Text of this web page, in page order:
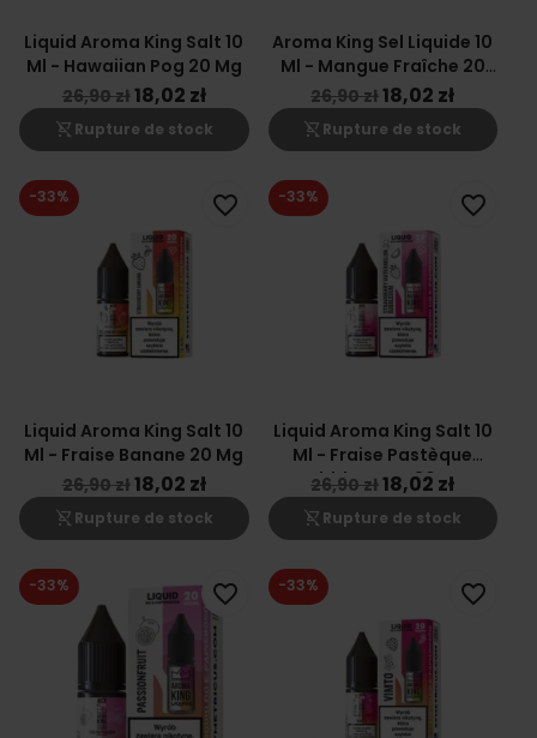
Liquid Aroma King Salt 10
Ml - Hawaiian Pog 20 Mg
26,90 zł18,02 zł
shopping_cart_off Rupture de stock
Aroma King Sel Liquide 10
Ml - Mangue Fraîche 20
Mg
26,90 zł18,02 zł
shopping_cart_off Rupture de stock
Liquid Aroma King Salt 10
Ml - Fraise Banane 20 Mg
26,90 zł18,02 zł
shopping_cart_off Rupture de stock
-33% favorite_border
Liquid Aroma King Salt 10
Ml - Fraise Pastèque
Bubble-Gum 20 Mg
26,90 zł18,02 zł
shopping_cart_off Rupture de stock
-33% favorite_border
-33% favorite_border -33% favorite_border